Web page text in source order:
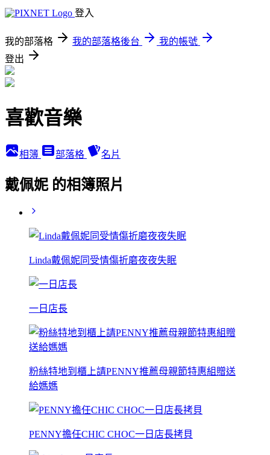
登入
我的部落格 我的部落格後台
我的帳號
登出
喜歡音樂
相簿 部落格 名片
戴佩妮 的相簿照片
Linda戴佩妮同受情傷折磨夜夜失眠
一日店長
粉絲特地到櫃上請PENNY推薦母親節特惠組贈送
給媽媽
PENNY擔任CHIC CHOC一日店長拷貝